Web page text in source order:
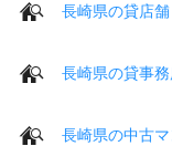
長崎県の貸店舗
長崎県の貸事
長崎県の中古